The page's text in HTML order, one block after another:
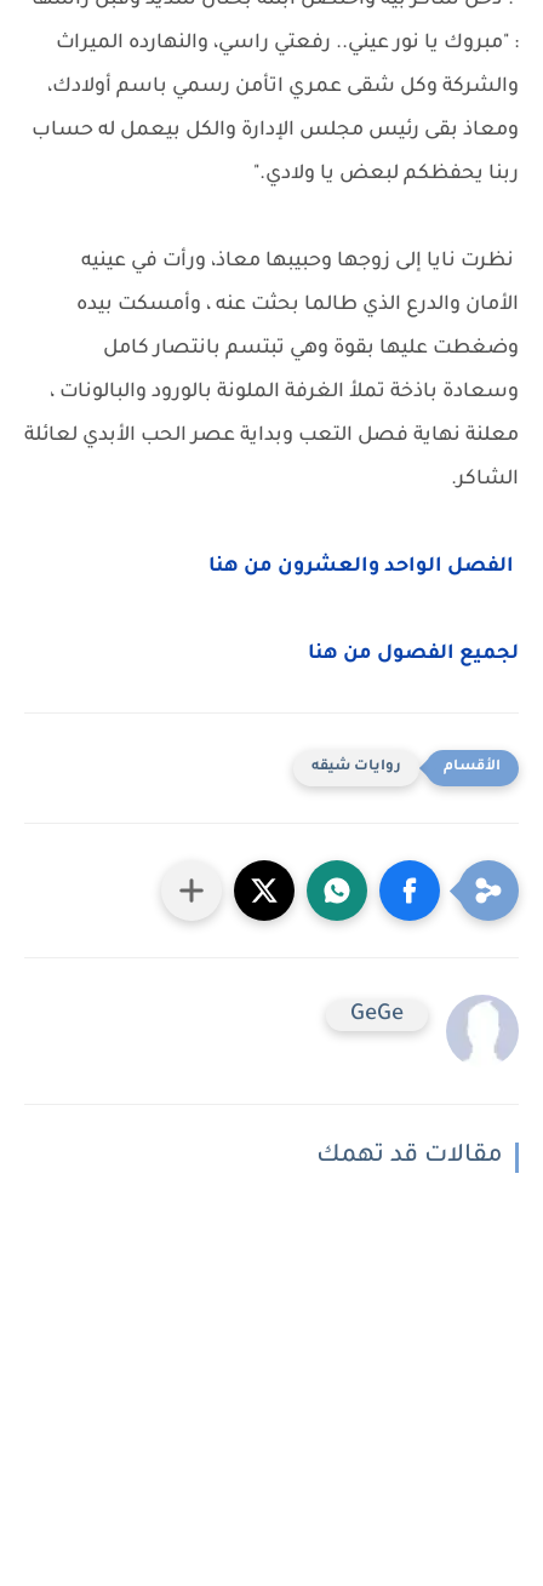
: "مبروك يا نور عيني.. رفعتي راسي، والنهارده الميراث
والشركة وكل شقى عمري اتأمن رسمي باسم أولادك،
ومعاذ بقى رئيس مجلس الإدارة والكل بيعمل له حساب
ربنا يحفظكم لبعض يا ولادي."
نظرت نايا إلى زوجها وحبيبها معاذ، ورأت في عينيه
الأمان والدرع الذي طالما بحثت عنه ، وأمسكت بيده
وضغطت عليها بقوة وهي تبتسم بانتصار كامل
وسعادة باذخة تملأ الغرفة الملونة بالورود والبالونات ،
معلنة نهاية فصل التعب وبداية عصر الحب الأبدي لعائلة
الشاكر.
الفصل الواحد والعشرون من هنا
لجميع الفصول من هنا
روايات شيقه
GeGe
مقالات قد تهمك